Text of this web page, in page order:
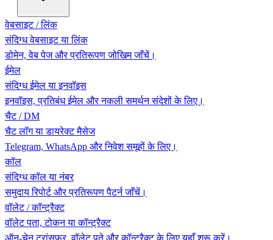
वेबसाइट / लिंक
संदिग्ध वेबसाइट या लिंक
डोमेन, वेब पेज और प्रतिरूपण जोखिम जाँचें।
ईमेल
संदिग्ध ईमेल या इनवॉइस
इनवॉइस, प्रतिबंध ईमेल और नकली समर्थन संदेशों के लिए।
चैट / DM
चैट लॉग या डायरेक्ट मैसेज
Telegram, WhatsApp और निवेश समूहों के लिए।
कॉल
संदिग्ध कॉल या नंबर
समुदाय रिपोर्ट और प्रतिरूपण पैटर्न जाँचें।
वॉलेट / कॉन्ट्रैक्ट
वॉलेट पता, टोकन या कॉन्ट्रैक्ट